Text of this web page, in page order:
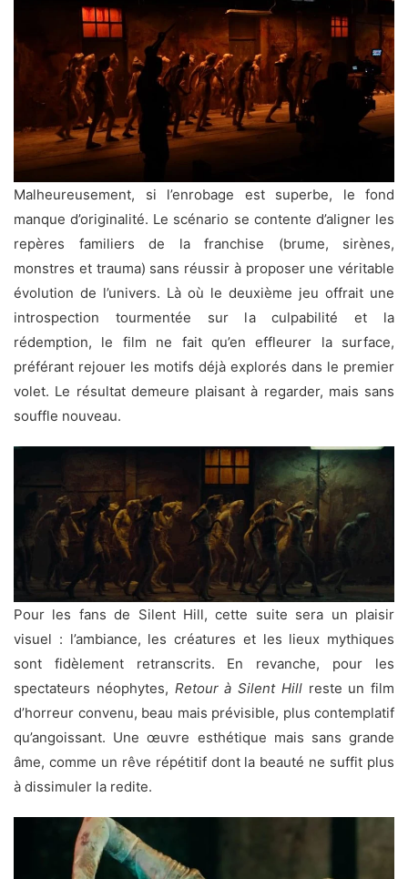
Malheureusement, si l’enrobage est superbe, le fond
manque d’originalité. Le scénario se contente d’aligner les
repères familiers de la franchise (brume, sirènes,
monstres et trauma) sans réussir à proposer une véritable
évolution de l’univers. Là où le deuxième jeu offrait une
introspection tourmentée sur la culpabilité et la
rédemption, le film ne fait qu’en effleurer la surface,
préférant rejouer les motifs déjà explorés dans le premier
volet. Le résultat demeure plaisant à regarder, mais sans
souffle nouveau.
Pour les fans de Silent Hill, cette suite sera un plaisir
visuel : l’ambiance, les créatures et les lieux mythiques
sont fidèlement retranscrits. En revanche, pour les
spectateurs néophytes, Retour à Silent Hillreste un film
d’horreur convenu, beau mais prévisible, plus contemplatif
qu’angoissant. Une œuvre esthétique mais sans grande
âme, comme un rêve répétitif dont la beauté ne suffit plus
à dissimuler la redite.